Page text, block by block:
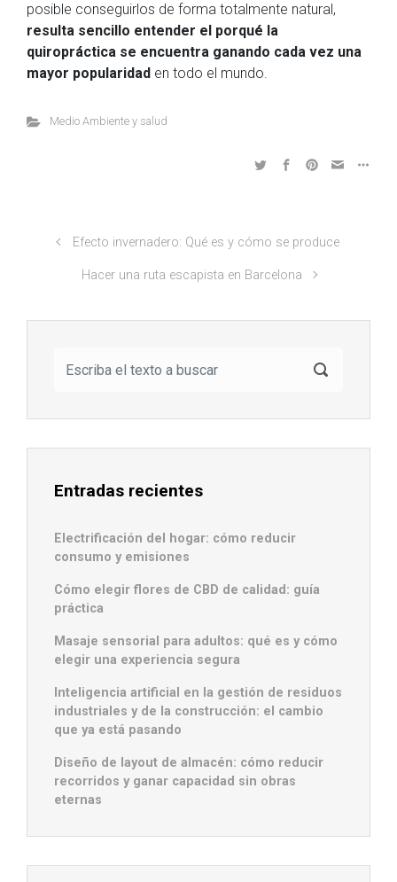
posible conseguirlos de forma totalmente natural,
resulta sencillo entender el porqué la
quiropráctica se encuentra ganando cada vez una
mayor popularidad en todo el mundo.
Medio Ambiente y salud
Efecto invernadero: Qué es y cómo se produce
Hacer una ruta escapista en Barcelona
Entradas recientes
Electrificación del hogar: cómo reducir
consumo y emisiones
Cómo elegir flores de CBD de calidad: guía
práctica
Masaje sensorial para adultos: qué es y cómo
elegir una experiencia segura
Inteligencia artificial en la gestión de residuos
industriales y de la construcción: el cambio
que ya está pasando
Diseño de layout de almacén: cómo reducir
recorridos y ganar capacidad sin obras
eternas